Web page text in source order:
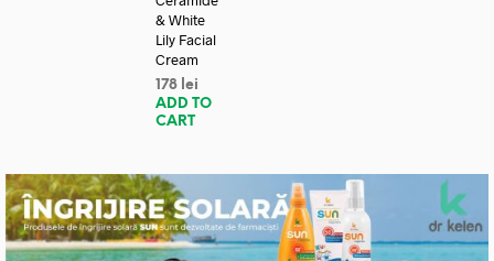
& White
Lily Facial
Cream
178 lei
ADD TO
CART